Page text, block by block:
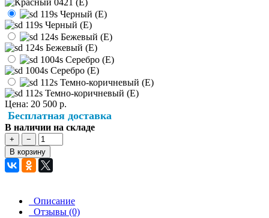
Цена: 20 500 р.
Бесплатная доставка
В наличии на складе
+
−
В корзину
Описание
Отзывы (0)